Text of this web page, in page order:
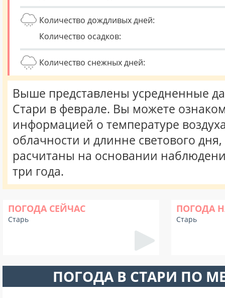
Количество дождливых дней:
Количество осадков:
Количество снежных дней:
Выше представлены усредненные
Стари в феврале. Вы можете
информацией о температуре
облачности и длинне светового
расчитаны на основании
три года.
ПОГОДА СЕЙЧАС
Старь
ПОГОДА
Старь
ПОГОДА В СТАРИ ПО